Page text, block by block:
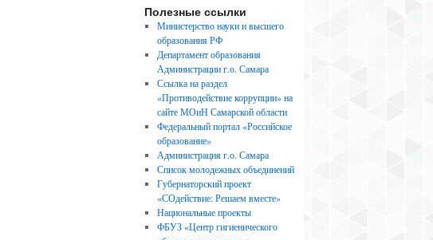
Полезные ссылки
Министерство науки и высшего
образования РФ
Департамент образования
Администрации г.о. Самара
Ссылка на раздел
«Противодействие коррупции» на
сайте МОиН Самарской области
Федеральный портал «Российское
образование»
Администрация г.о. Самара
Список молодежных объединений
Губернаторский проект
«СОдействие: Решаем вместе»
Национальные проекты
ФБУЗ «Центр гигиенического